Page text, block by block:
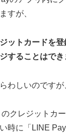
すが、
ットカードを
することはでき
わしいのですが
クレジットカ
時に「LINE Pay